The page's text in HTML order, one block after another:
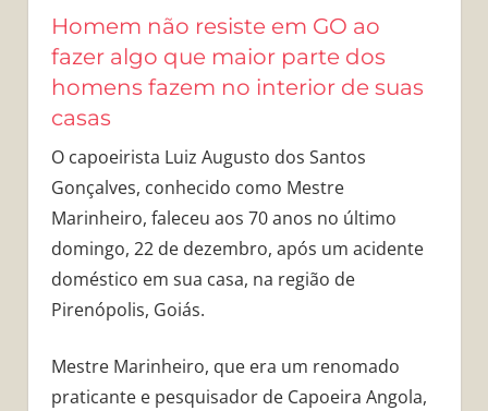
Homem não resiste em GO ao
fazer algo que maior parte dos
homens fazem no interior de suas
casas
O capoeirista Luiz Augusto dos Santos
Gonçalves, conhecido como Mestre
Marinheiro, faleceu aos 70 anos no último
domingo, 22 de dezembro, após um acidente
doméstico em sua casa, na região de
Pirenópolis, Goiás.
Mestre Marinheiro, que era um renomado
praticante e pesquisador de Capoeira Angola,